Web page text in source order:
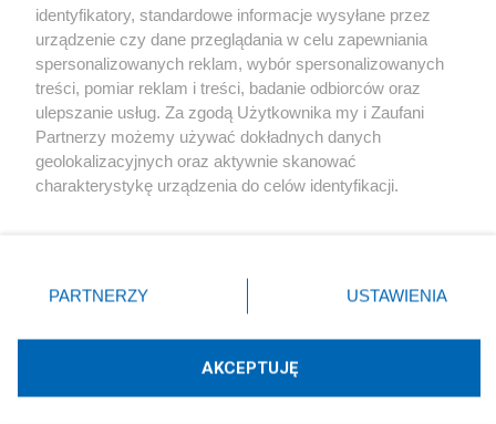
Kultura
X Facebook Instagram Youtube
Technologię dostarcza:W3media.pl
identyfikatory, standardowe informacje wysyłane przez
urządzenie czy dane przeglądania w celu zapewniania
spersonalizowanych reklam, wybór spersonalizowanych
treści, pomiar reklam i treści, badanie odbiorców oraz
ulepszanie usług. Za zgodą Użytkownika my i Zaufani
Partnerzy możemy używać dokładnych danych
geolokalizacyjnych oraz aktywnie skanować
charakterystykę urządzenia do celów identyfikacji.
zmienić/wycofać klikając przycisk ustawień prywatności
znajdujący się w lewym dolnym rogu strony
rodzaje przetwarzania danych nie wymagają zgody
użytkownika, ale masz prawo sprzeciwić się takiemu
przetwarzaniu. Preferencje będą miały zastosowania tylko
PARTNERZY USTAWIENIA
AKCEPTUJĘ